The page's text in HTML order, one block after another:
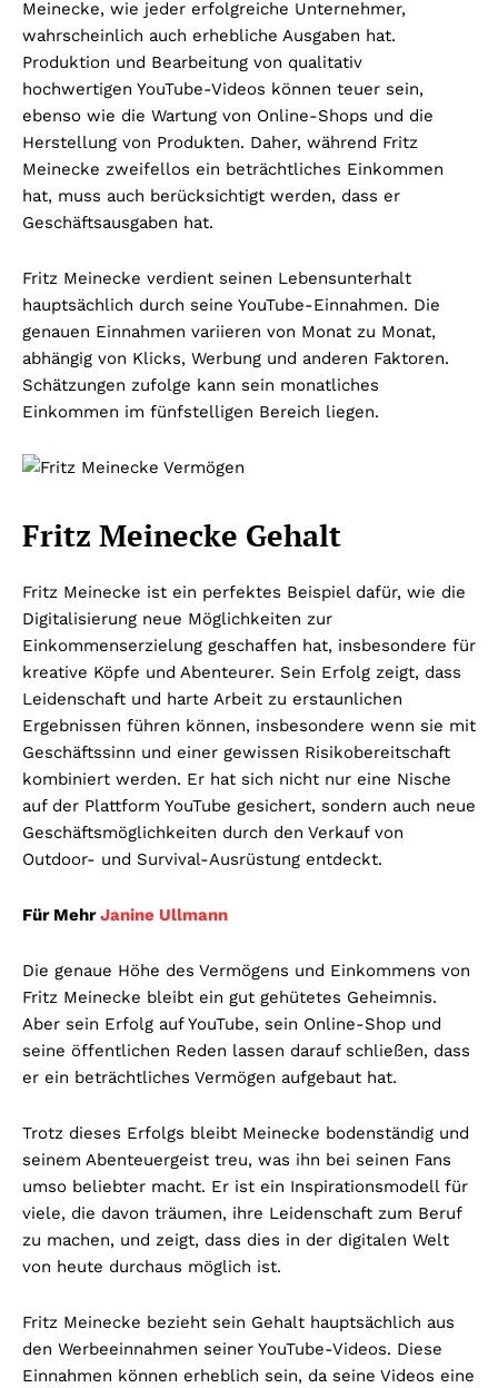
Meinecke, wie jeder erfolgreiche Unternehmer,
wahrscheinlich auch erhebliche Ausgaben hat.
Produktion und Bearbeitung von qualitativ
hochwertigen YouTube-Videos können teuer sein,
ebenso wie die Wartung von Online-Shops und die
Herstellung von Produkten. Daher, während Fritz
Meinecke zweifellos ein beträchtliches Einkommen
hat, muss auch berücksichtigt werden, dass er
Geschäftsausgaben hat.
Fritz Meinecke verdient seinen Lebensunterhalt
hauptsächlich durch seine YouTube-Einnahmen. Die
genauen Einnahmen variieren von Monat zu Monat,
abhängig von Klicks, Werbung und anderen Faktoren.
Schätzungen zufolge kann sein monatliches
Einkommen im fünfstelligen Bereich liegen.
Fritz Meinecke Gehalt
Fritz Meinecke ist ein perfektes Beispiel dafür, wie die
Digitalisierung neue Möglichkeiten zur
Einkommenserzielung geschaffen hat, insbesondere für
kreative Köpfe und Abenteurer. Sein Erfolg zeigt, dass
Leidenschaft und harte Arbeit zu erstaunlichen
Ergebnissen führen können, insbesondere wenn sie mit
Geschäftssinn und einer gewissen Risikobereitschaft
kombiniert werden. Er hat sich nicht nur eine Nische
auf der Plattform YouTube gesichert, sondern auch neue
Geschäftsmöglichkeiten durch den Verkauf von
Outdoor- und Survival-Ausrüstung entdeckt.
Für MehrJanine Ullmann
Die genaue Höhe des Vermögens und Einkommens von
Fritz Meinecke bleibt ein gut gehütetes Geheimnis.
Aber sein Erfolg auf YouTube, sein Online-Shop und
seine öffentlichen Reden lassen darauf schließen, dass
er ein beträchtliches Vermögen aufgebaut hat.
Trotz dieses Erfolgs bleibt Meinecke bodenständig und
seinem Abenteuergeist treu, was ihn bei seinen Fans
umso beliebter macht. Er ist ein Inspirationsmodell für
viele, die davon träumen, ihre Leidenschaft zum Beruf
zu machen, und zeigt, dass dies in der digitalen Welt
von heute durchaus möglich ist.
Fritz Meinecke bezieht sein Gehalt hauptsächlich aus
den Werbeeinnahmen seiner YouTube-Videos. Diese
Einnahmen können erheblich sein, da seine Videos eine